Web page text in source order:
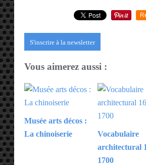
S'inscrire à la newsletter
Vous aimerez aussi :
Musée arts décos :
La chinoiserie
Vocabulaire
architectural
1700